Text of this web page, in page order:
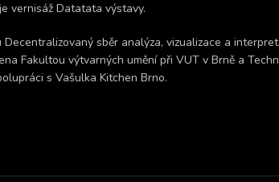
vernisáž Datatata výstavy.
sběr analýza, vizualizace a
Fakultou výtvarných umění při VUT v Brně a
s Vašulka Kitchen Brno.